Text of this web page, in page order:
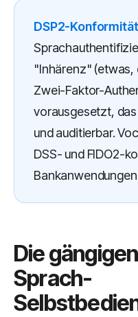
DSP2-
"Inhärenz" (etwas,
Zwei-Faktor-
vorausgesetzt,
und auditierbar.
DSS- und FIDO2-
Die
Sprach-